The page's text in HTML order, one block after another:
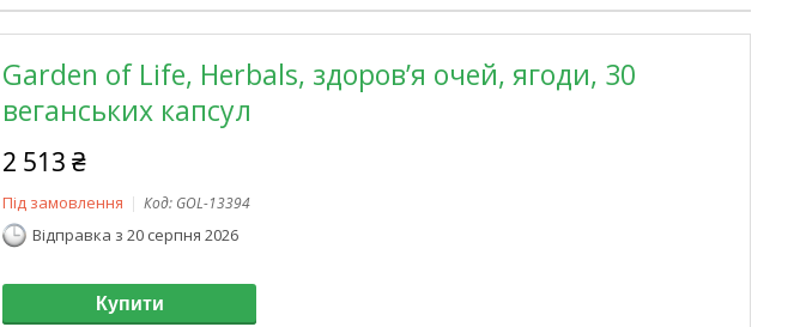
Garden of Life, Herbals, здоров’я очей, ягоди, 30
веганських капсул
2 513 ₴
Під замовлення Код: GOL-13394
Відправка з 20 серпня 2026
Купити